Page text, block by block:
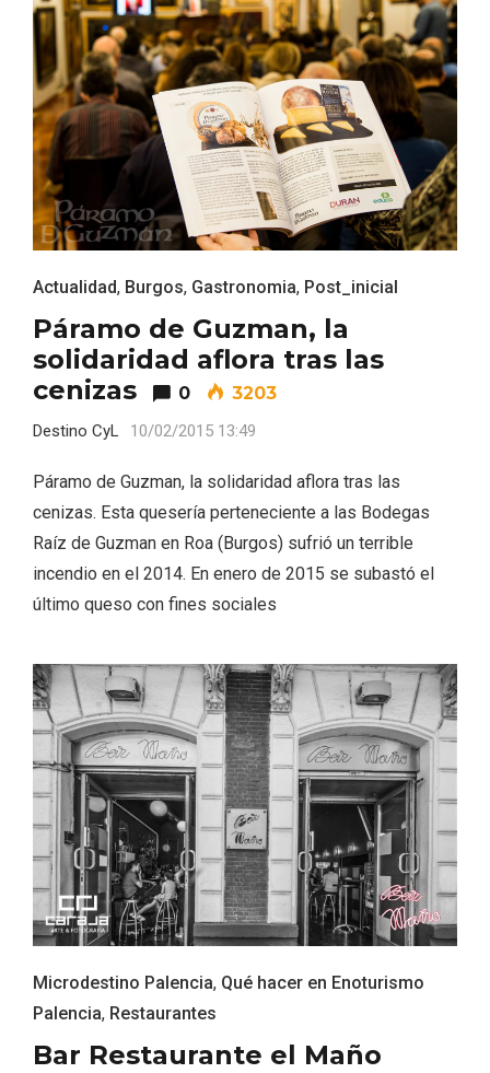
Actualidad, Burgos, Gastronomia, Post_inicial
Páramo de Guzman, la
solidaridad aflora tras las
cenizas
0 3203
Destino CyL 10/02/2015 13:49
Páramo de Guzman, la solidaridad aflora tras las
cenizas. Esta quesería perteneciente a las Bodegas
Raíz de Guzman en Roa (Burgos) sufrió un terrible
incendio en el 2014. En enero de 2015 se subastó el
último queso con fines sociales
Microdestino Palencia, Qué hacer en Enoturismo
Palencia, Restaurantes
Bar Restaurante el Maño
VII Feria del Vino de Sotillo 2026 ‘Sotillo,
el Vino y Yo’
Feria del Vino de Toro 2026; descubre
“Otros Vinos de Toro”
V Feria Europea del Queso 2026 en
Serrada